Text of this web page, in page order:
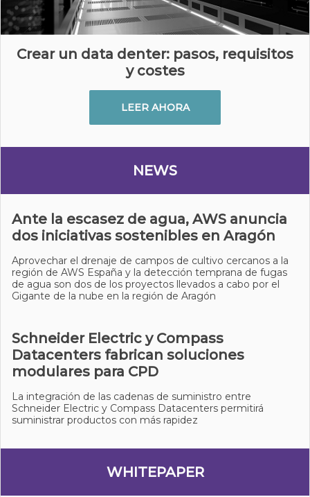
Crear un data denter: pasos, requisitos
y costes
LEER AHORA
NEWS
Ante la escasez de agua, AWS anuncia
dos iniciativas sostenibles en Aragón
Aprovechar el drenaje de campos de cultivo cercanos a la
región de AWS España y la detección temprana de fugas
de agua son dos de los proyectos llevados a cabo por el
Gigante de la nube en la región de Aragón
Schneider Electric y Compass
Datacenters fabrican soluciones
modulares para CPD
La integración de las cadenas de suministro entre
Schneider Electric y Compass Datacenters permitirá
suministrar productos con más rapidez
WHITEPAPER